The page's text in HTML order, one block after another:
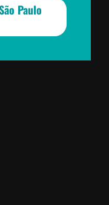
Paulo